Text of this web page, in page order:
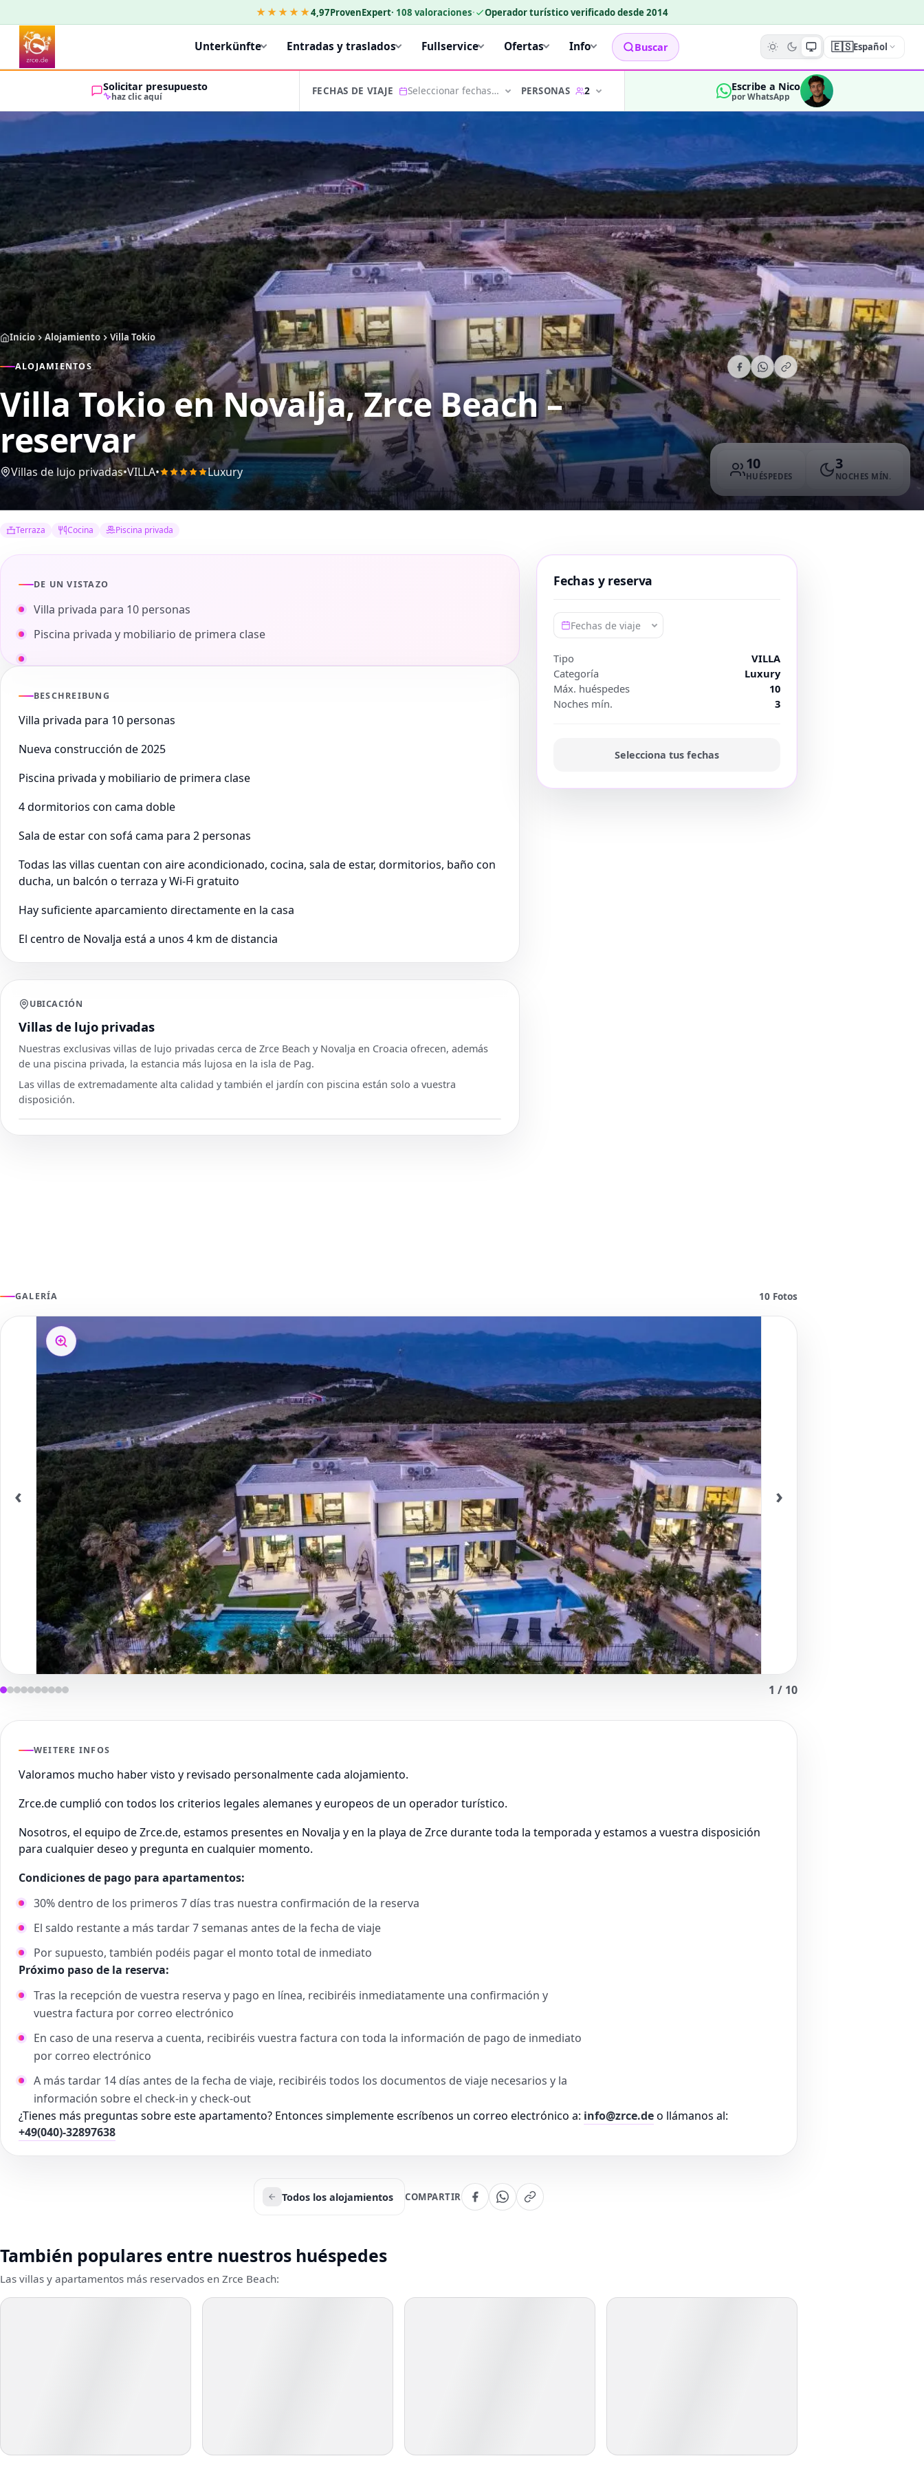
★★★★★4,97ProvenExpert· 108 valoraciones· Operador turístico verificado desde 2014
Unterkünfte Entradas y traslados Fullservice Ofertas Info Buscar 🇪🇸Español
Solicitar presupuesto
haz clic aquí FECHAS DE VIAJE Seleccionar fechas… PERSONAS 2 Escribe a Nico
por WhatsApp
10
HUÉSPEDES
3
NOCHES MÍN.
Inicio Alojamiento Villa Tokio
ALOJAMIENTOS
Villa Tokioen Novalja, Zrce Beach –
reservar
Villas de lujo privadas•VILLA• Luxury
Terraza Cocina Piscina privada
DE UN VISTAZO
Villa privada para 10 personas
Piscina privada y mobiliario de primera clase
BESCHREIBUNG
Villa privada para 10 personas
Nueva construcción de 2025
Piscina privada y mobiliario de primera clase
4 dormitorios con cama doble
Sala de estar con sofá cama para 2 personas
Todas las villas cuentan con aire acondicionado, cocina, sala de estar, dormitorios, baño con
ducha, un balcón o terraza y Wi-Fi gratuito
Hay suficiente aparcamiento directamente en la casa
El centro de Novalja está a unos 4 km de distancia
Fechas y reserva
Fechas de viaje
Tipo
VILLA
Categoría
Luxury
Máx. huéspedes
10
Noches mín.
3
Selecciona tus fechas
UBICACIÓN
Villas de lujo privadas
Nuestras exclusivas villas de lujo privadas cerca de Zrce Beach y Novalja en Croacia ofrecen, además
de una piscina privada, la estancia más lujosa en la isla de Pag.
Las villas de extremadamente alta calidad y también el jardín con piscina están solo a vuestra
disposición.
GALERÍA 10 Fotos
‹ ›
1 / 10
WEITERE INFOS
Valoramos mucho haber visto y revisado personalmente cada alojamiento.
Zrce.de cumplió con todos los criterios legales alemanes y europeos de un operador turístico.
Nosotros, el equipo de Zrce.de, estamos presentes en Novalja y en la playa de Zrce durante toda la temporada y estamos a vuestra disposición
para cualquier deseo y pregunta en cualquier momento.
Condiciones de pago para apartamentos:
30% dentro de los primeros 7 días tras nuestra confirmación de la reserva
El saldo restante a más tardar 7 semanas antes de la fecha de viaje
Por supuesto, también podéis pagar el monto total de inmediato
Próximo paso de la reserva:
Tras la recepción de vuestra reserva y pago en línea, recibiréis inmediatamente una confirmación y
vuestra factura por correo electrónico
En caso de una reserva a cuenta, recibiréis vuestra factura con toda la información de pago de inmediato
por correo electrónico
A más tardar 14 días antes de la fecha de viaje, recibiréis todos los documentos de viaje necesarios y la
información sobre el check-in y check-out
¿Tienes más preguntas sobre este apartamento? Entonces simplemente escríbenos un correo electrónico a: info@zrce.deo llámanos al:
+49(040)-32897638
Todos los alojamientos COMPARTIR
También populares entre nuestros huéspedes
Las villas y apartamentos más reservados en Zrce Beach: